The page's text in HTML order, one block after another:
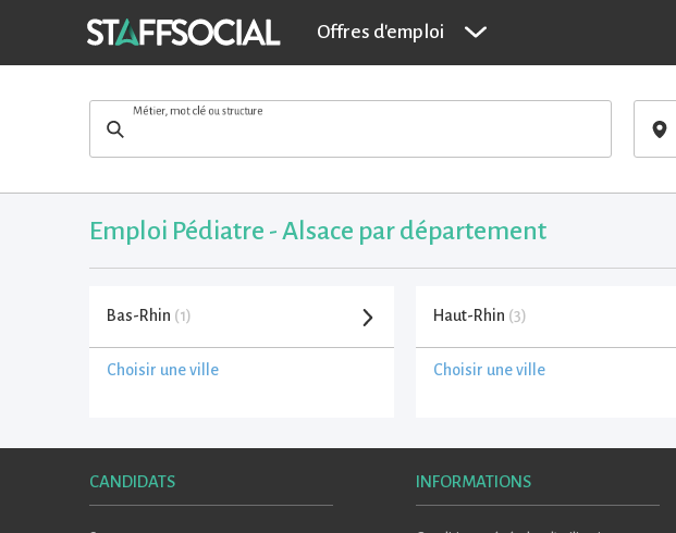
Offres d'emploi
Métier, mot clé ou structure
Emploi Pédiatre - Alsace par département
Bas-Rhin (1)
Choisir une ville
Haut-Rhin (3)
Choisir une ville
CANDIDATS INFORMATIONS